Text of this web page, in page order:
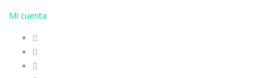
Mi cuenta